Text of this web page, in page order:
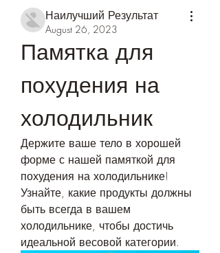
Наилучший Результат
August 26, 2023
Памятка для
похудения на
холодильник
Держите ваше тело в хорошей
форме с нашей памяткой для
похудения на холодильнике!
Узнайте, какие продукты должны
быть всегда в вашем
холодильнике, чтобы достичь
идеальной весовой категории.